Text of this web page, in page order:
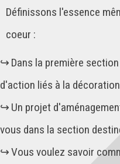
Définissons l'essence
coeur :
Dans la première
d'action liés à la
Un projet
vous dans la section
Vous voulez savoir